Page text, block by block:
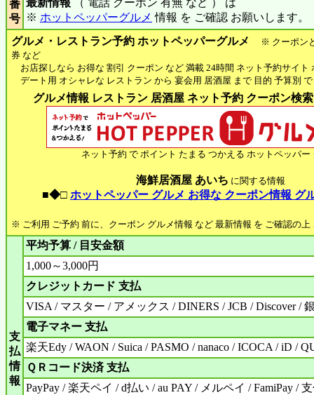
番
号
最新情報 （ 電話 クーポン 有無 など ） は
※ ホットペッパーグルメ 情報 を ご確認 お願いします。
グルメ・レストラン予約 ホットペッパーグルメ
※ クーポン
券 など
お店探しなら お得な 割引 クーポン など 満載 24時間 ネット予約サイト
デート用 オシャレな レストラン から 宴会用 居酒屋 まで 目的 予算別
グルメ情報 レストラン 居酒屋 ネット予約 クーポン検
ネット予約 で ポイント たまる つかえる ホットペッパー
海鮮居酒屋 あいち に関する情報
■◆□ ホットペッパー グルメ お得な クーポン情報 グ
※ ご利用 ご予約 前に、クーポン グルメ情報 など 最新情報 を ご確認の上
支
払
情
報
平均予算 / 目安金額
1,000～3,000円
クレジットカード 支払
VISA / マスター / アメックス / DINERS / JCB / Discover /
電子マネー 支払
楽天Edy / WAON / Suica / PASMO / nanaco / ICOCA / iD /
ＱＲコード決済 支払
PayPay / 楽天ペイ / d払い / au PAY / メルペイ / FamiPay /